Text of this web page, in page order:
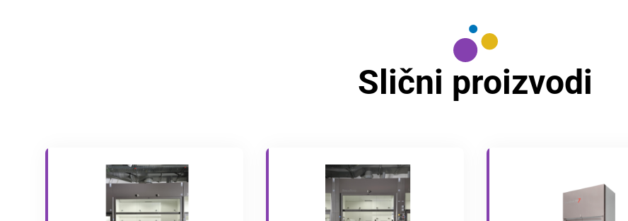
Slični proizvodi